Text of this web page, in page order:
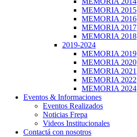
MEMORIA 2015
MEMORIA 2016
MEMORIA 2017
MEMORIA 2018
2019-2024
MEMORIA 2019
MEMORIA 2020
MEMORIA 2021
MEMORIA 2022
MEMORIA 2024
Eventos & Informaciones
Eventos Realizados
Noticias Frepa
Videos Institucionales
Contactá con nosotros